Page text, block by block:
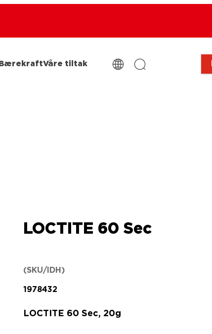
BærekraftVåre tiltak
LOCTITE 60 Sec
(SKU/IDH)
1978432
LOCTITE 60 Sec, 20g